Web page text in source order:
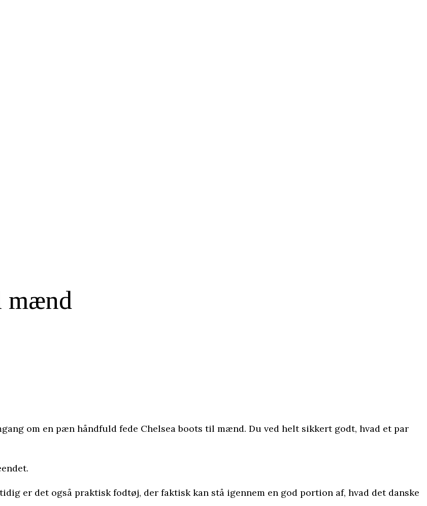
mænd
om en pæn håndfuld fede Chelsea boots til mænd. Du ved helt sikkert godt, hvad et par
er det også praktisk fodtøj, der faktisk kan stå igennem en god portion af, hvad det danske